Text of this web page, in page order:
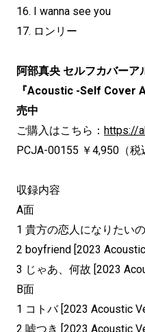
16. I wanna see you
17. ロンリー
阿部真央 セルフカバーア
『Acoustic -Self Cover
売中
ご購入はこちら： https://
PCJA-00155 ￥4,950（税
収録内容
A面
1 貴方の恋人になりたい
2 boyfriend [2023 Acoustic
3 じゃあ、何故 [2023
B面
1 コトバ [2023 Acoustic
2 嘘つき [2023 Acoustic